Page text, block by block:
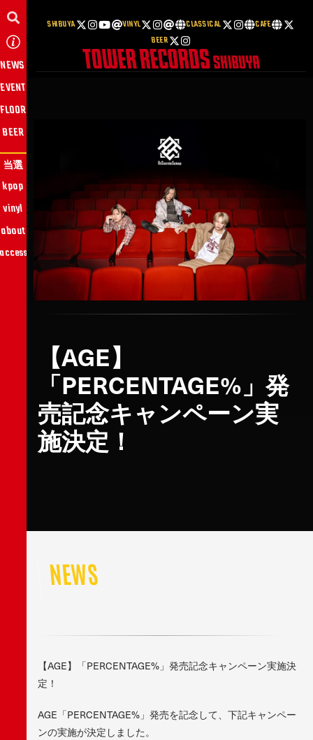
SHIBUYA VINYL CLASSICAL
CAFE
BEER
NEWS
EVENT
当選
FLOOR
BEER
kpop
vinyl
about
【AGE】
「PERCENTAGE%」発
売記念キャンペーン実
施決定！
NEWS
【AGE】「PERCENTAGE%」発売記念キャンペーン実施決
定！
AGE「PERCENTAGE%」発売を記念して、下記キャンペー
ンの実施が決定しました。